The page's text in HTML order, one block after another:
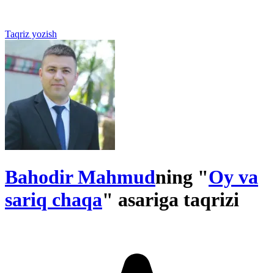
Taqriz yozish
Bahodir Mahmudning "Oy va
sariq chaqa" asariga taqrizi